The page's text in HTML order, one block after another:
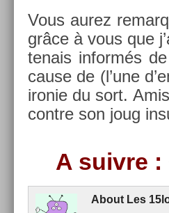
Vous aurez
grâce à vous que
tenais in­formés
cause de (l’une
ir­onie du sort.
con­tre son joug
A suiv­re :
About Les